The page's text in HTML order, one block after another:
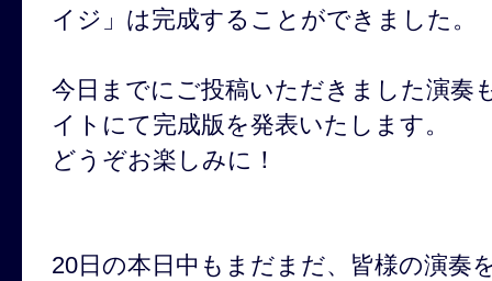
イジ」は完成することができました。
今日までにご投稿いただきました演奏
イトにて完成版を発表いたします。
どうぞお楽しみに！
20日の本日中もまだまだ、皆様の演奏